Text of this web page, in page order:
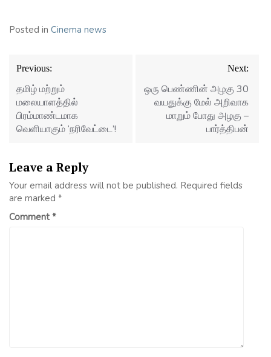
Posted in Cinema news
Post
navigation
Previous:
தமிழ் மற்றும்
மலையாளத்தில்
பிரம்மாண்டமாக
வெளியாகும் ‘நரிவேட்டை’!
Next:
ஒரு பெண்ணின் அழகு 30
வயதுக்கு மேல் அறிவாக
மாறும் போது அழகு –
பார்த்திபன்
Leave a Reply
Your email address will not be published. Required fields
are marked *
Comment*